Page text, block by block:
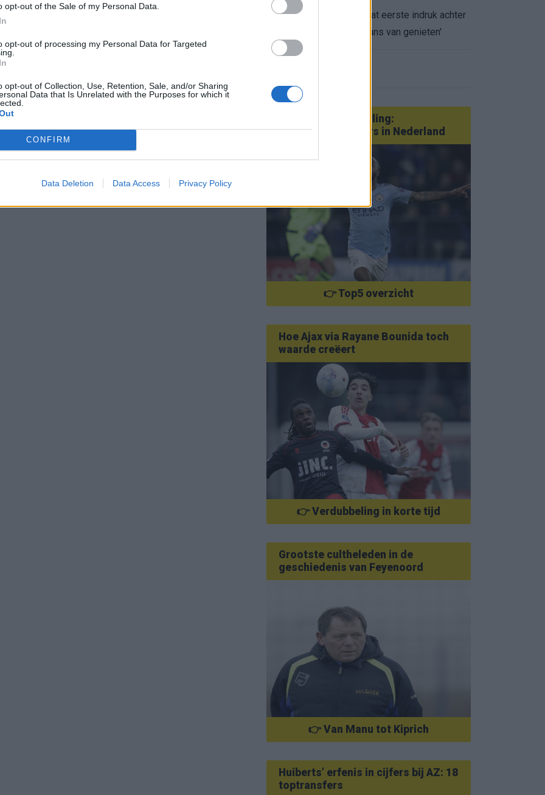
opt-out of the Sale of my Personal Data.
opt-out of processing my Personal Data for Targeted
opt-out of Collection, Use, Retention, Sale, and/or Sharing
Data that Is Unrelated with the Purposes for which it
CONFIRM
Data Deletion Data Access Privacy Policy
Marcos Leonardo laat eerste indruk achter
bij Ajax: 'Hier gaan fans van genieten'
Van Götze tot Sterling:
statementtransfers in Nederland
👉 Top5 overzicht
Hoe Ajax via Rayane Bounida toch
waarde creëert
👉 Verdubbeling in korte tijd
Grootste cultheleden in de
geschiedenis van Feyenoord
👉 Van Manu tot Kiprich
Huiberts’ erfenis in cijfers bij AZ: 18
toptransfers